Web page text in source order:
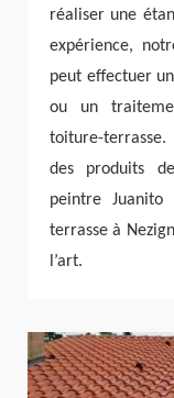
réaliser une
expérience,
peut effectuer
ou un
toiture-
des produits
peintre Juanito
terrasse à
l’art.